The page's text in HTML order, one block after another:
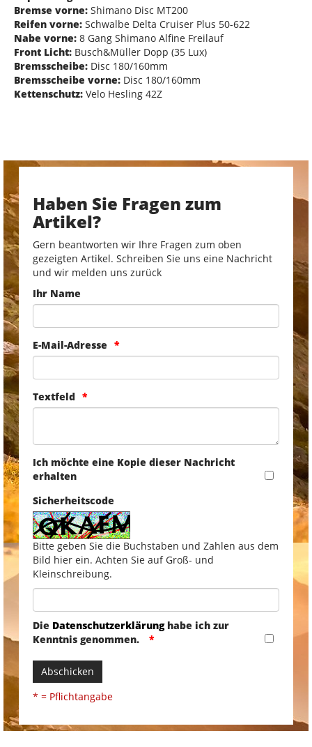
Bremse vorne: Shimano Disc MT200
Reifen vorne: Schwalbe Delta Cruiser Plus 50-622
Nabe vorne: 8 Gang Shimano Alfine Freilauf
Front Licht: Busch&Müller Dopp (35 Lux)
Bremsscheibe: Disc 180/160mm
Bremsscheibe vorne: Disc 180/160mm
Kettenschutz: Velo Hesling 42Z
Haben Sie Fragen zum
Artikel?
Gern beantworten wir Ihre Fragen zum oben
gezeigten Artikel. Schreiben Sie uns eine Nachricht
und wir melden uns zurück
Ihr Name
E-Mail-Adresse
Textfeld
Ich möchte eine Kopie dieser Nachricht
erhalten
Sicherheitscode
Bitte geben Sie die Buchstaben und Zahlen aus dem
Bild hier ein. Achten Sie auf Groß- und
Kleinschreibung.
Die Datenschutzerklärunghabe ich zur
Kenntnis genommen.
Abschicken
* = Pflichtangabe